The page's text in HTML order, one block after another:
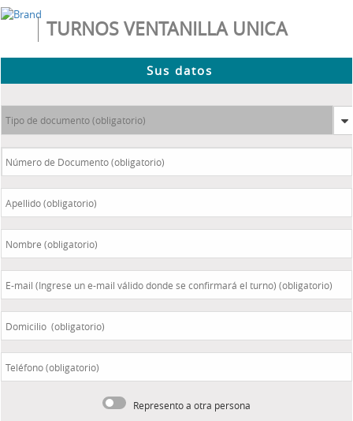
TURNOS VENTANILLA UNICA
Sus datos
Represento a otra persona